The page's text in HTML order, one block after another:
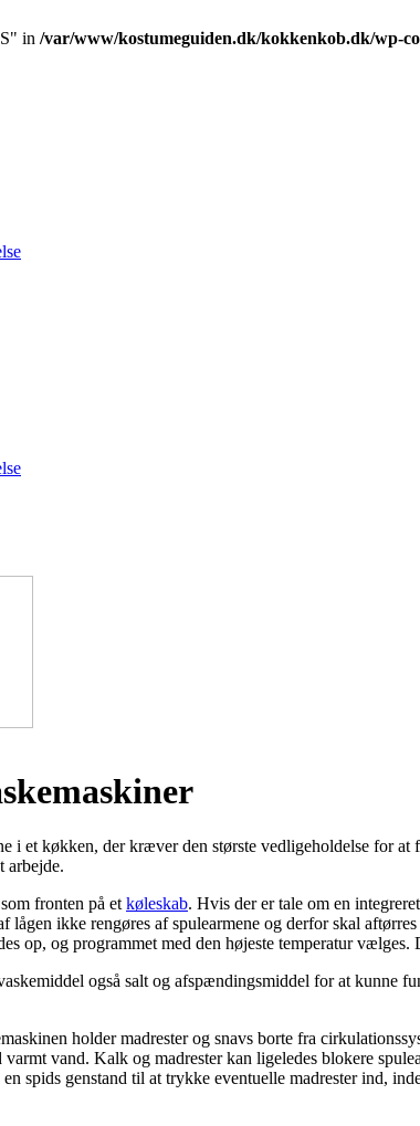
in /var/www/kostumeguiden.dk/kokkenkob.dk/wp-
i et køkken, der kræver den største vedligeholdelse for
arbejde.
fronten på et køleskab. Hvis der er tale om en
lågen ikke rengøres af spulearmene og derfor skal
op, og programmet med den højeste temperatur
også salt og afspændingsmiddel for at kunne
holder madrester og snavs borte fra
vand. Kalk og madrester kan ligeledes blokere
spids genstand til at trykke eventuelle madrester ind,